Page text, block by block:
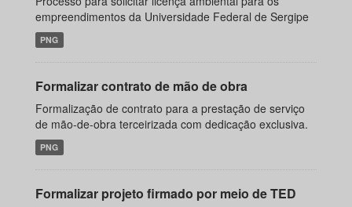
empreendimentos da Universidade Federal de Sergipe
PNG
Formalizar contrato de mão de obra
Formalização de contrato para a prestação de serviço
de mão-de-obra terceirizada com dedicação exclusiva.
PNG
Formalizar projeto firmado por meio de TED